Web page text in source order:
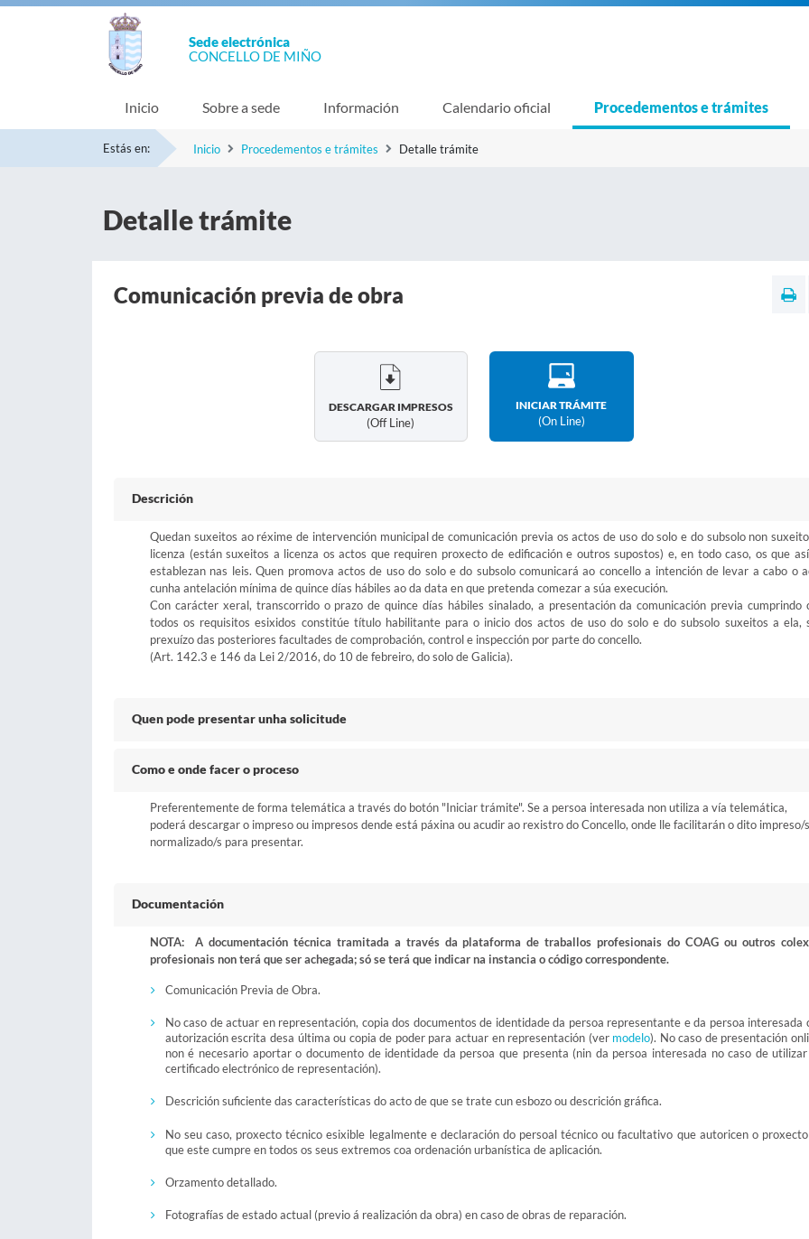
Sede electrónica
CONCELLO DE MIÑO
Inicio Sobre a sede Información Calendario oficial Procedementos e trámites
Estás en: Inicio Procedementos e trámites Detalle trámite
Detalle trámite
Comunicación previa de obra
DESCARGAR IMPRESOS
(off Line)
INICIAR TRÁMITE
(on Line)
Descrición
Quedan suxeitos ao réxime de intervención municipal de comunicación previa os actos de uso do solo e do subsolo non
licenza (están suxeitos a licenza os actos que requiren proxecto de edificación e outros supostos) e, en todo caso, os que
establezan nas leis. Quen promova actos de uso do solo e do subsolo comunicará ao concello a intención de levar a cabo o
cunha antelación mínima de quince días hábiles ao da data en que pretenda comezar a súa execución.
Con carácter xeral, transcorrido o prazo de quince días hábiles sinalado, a presentación da comunicación previa cumprindo
todos os requisitos esixidos constitúe título habilitante para o inicio dos actos de uso do solo e do subsolo suxeitos a ela,
prexuízo das posteriores facultades de comprobación, control e inspección por parte do concello.
(Art. 142.3 e 146 da Lei 2/2016, do 10 de febreiro, do solo de Galicia).
Quen pode presentar unha solicitude
Como e onde facer o proceso
Preferentemente de forma telemática a través do botón "Iniciar trámite". Se a persoa interesada non utiliza a vía telemática,
poderá descargar o impreso ou impresos dende está páxina ou acudir ao rexistro do Concello, onde lle facilitarán o dito impreso/s
normalizado/s para presentar.
Documentación
NOTA: A documentación técnica tramitada a través da plataforma de traballos profesionais do COAG ou outros
profesionais non terá que ser achegada; só se terá que indicar na instancia o código correspondente.
Comunicación Previa de Obra.
No caso de actuar en representación, copia dos documentos de identidade da persoa representante e da persoa interesada
autorización escrita desa última ou copia de poder para actuar en representación (ver modelo). No caso de presentación
non é necesario aportar o documento de identidade da persoa que presenta (nin da persoa interesada no caso de
certificado electrónico de representación).
Descrición suficiente das características do acto de que se trate cun esbozo ou descrición gráfica.
No seu caso, proxecto técnico esixible legalmente e declaración do persoal técnico ou facultativo que autoricen o
que este cumpre en todos os seus extremos coa ordenación urbanística de aplicación.
Orzamento detallado.
Fotografías de estado actual (previo á realización da obra) en caso de obras de reparación.